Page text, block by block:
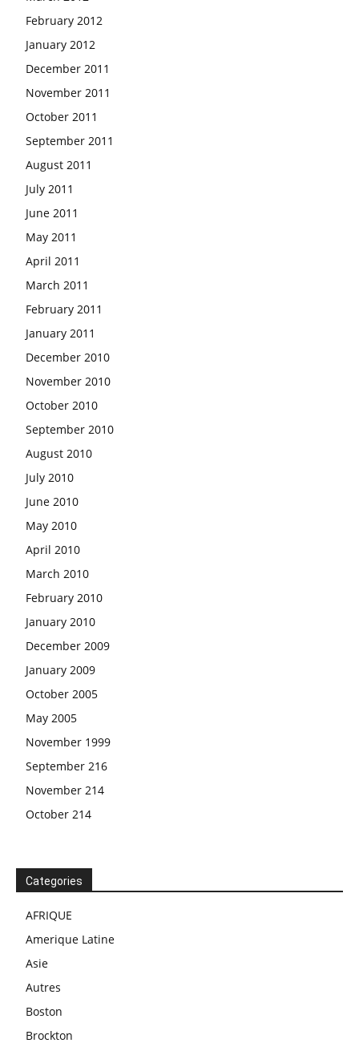
February 2012
January 2012
December 2011
November 2011
October 2011
September 2011
August 2011
July 2011
June 2011
May 2011
April 2011
March 2011
February 2011
January 2011
December 2010
November 2010
October 2010
September 2010
August 2010
July 2010
June 2010
May 2010
April 2010
March 2010
February 2010
January 2010
December 2009
January 2009
October 2005
May 2005
November 1999
September 216
November 214
October 214
Categories
AFRIQUE
Amerique Latine
Asie
Autres
Boston
Brockton